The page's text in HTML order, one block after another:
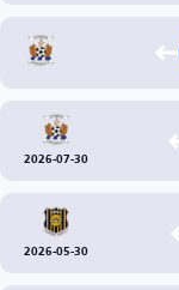
2026-07-30
2026-05-30